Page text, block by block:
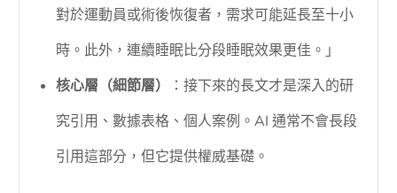
對於運動員或術後恢復者，需求可能延長至十小
時。此外，連續睡眠比分段睡眠效果更佳。」
核心層（細節層）
：接下來的長文才是深入的研
究引用、數據表格、個人案例。AI 通常不會長段
引用這部分，但它提供權威基礎。